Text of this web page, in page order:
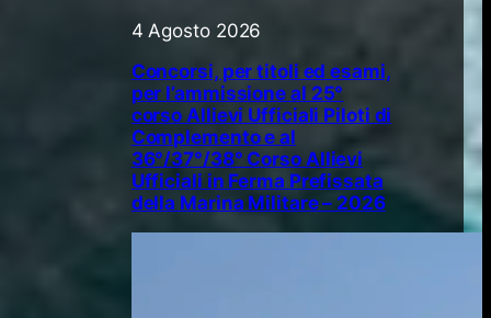
4 Agosto 2026
Concorsi, per titoli ed esami,
per l’ammissione al 25°
corso Allievi Ufficiali Piloti di
Complemento e al
36°/37°/38° Corso Allievi
Ufficiali in Ferma Prefissata
della Marina Militare – 2026